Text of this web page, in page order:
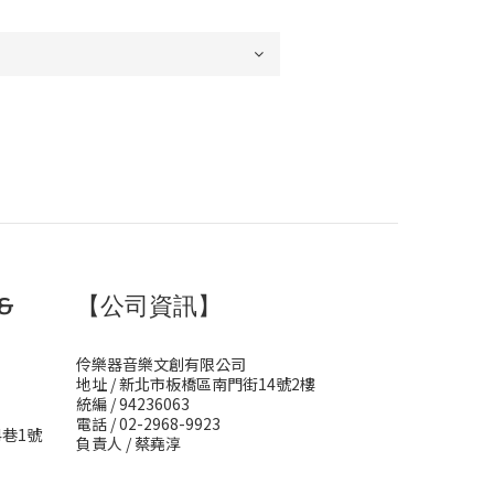
1號
【公司資訊】
伶樂器音樂文創有限公司
地址 / 新北市板橋區南門街14號2樓
統編 / 94236063
電話 / 02-2968-9923
負責人 / 蔡堯淳